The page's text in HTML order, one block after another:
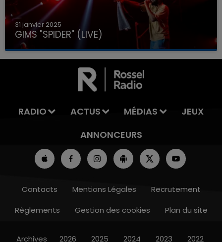
31 janvier 2025
GIMS "SPIDER" (LIVE)
RADIO ACTUS MÉDIAS
JEUX
ANNONCEURS
Contacts Mentions Légales
Recrutement
Règlements
Gestion des cookies Plan du site
Archives 2026 2025 2024 2023 2022